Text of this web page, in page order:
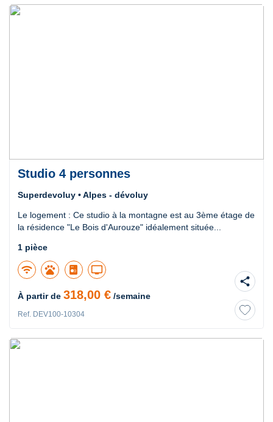
Studio 4 personnes
Superdevoluy • Alpes - dévoluy
Le logement : Ce studio à la montagne est au 3ème étage de
la résidence "Le Bois d'Aurouze" idéalement située...
1 pièce
wifi pets tv
À partir de 318,00 € /semaine
Ref. DEV100-10304
share